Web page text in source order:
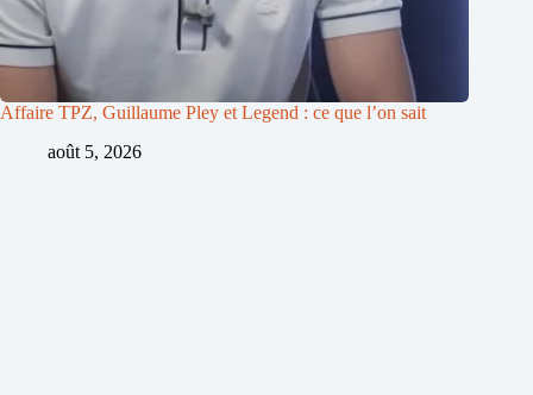
Affaire TPZ, Guillaume Pley et Legend : ce que l’on sait
août 5, 2026